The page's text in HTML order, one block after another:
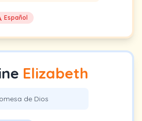
Español
Elizabeth
de Dios